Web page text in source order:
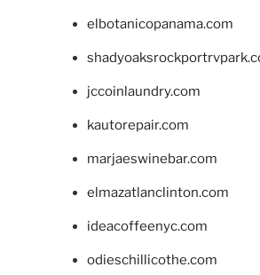
elbotanicopanama.com
jccoinlaundry.com
kautorepair.com
marjaeswinebar.com
elmazatlanclinton.com
ideacoffeenyc.com
odieschillicothe.com